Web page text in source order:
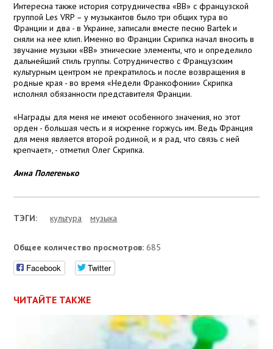
Интересна также история сотрудничества «ВВ» с французской
группой Les VRP – у музыкантов было три общих тура во
Франции и два - в Украине, записали вместе песню Bartek и
сняли на нее клип. Именно во Франции Скрипка начал вносить в
звучание музыки «ВВ» этнические элементы, что и определило
дальнейший стиль группы. Сотрудничество с Французским
культурным центром не прекратилось и после возвращения в
родные края - во время «Недели Франкофонии» Скрипка
исполнял обязанности представителя Франции.
«Награды для меня не имеют особенного значения, но этот
орден - большая честь и я искренне горжусь им. Ведь Франция
для меня является второй родиной, и я рад, что связь с ней
крепчает», - отметил Олег Скрипка.
Анна Полегенько
ТЭГИ: культура музыка
Общее количество просмотров: 685
Facebook Twitter
ЧИТАЙТЕ ТАКЖЕ